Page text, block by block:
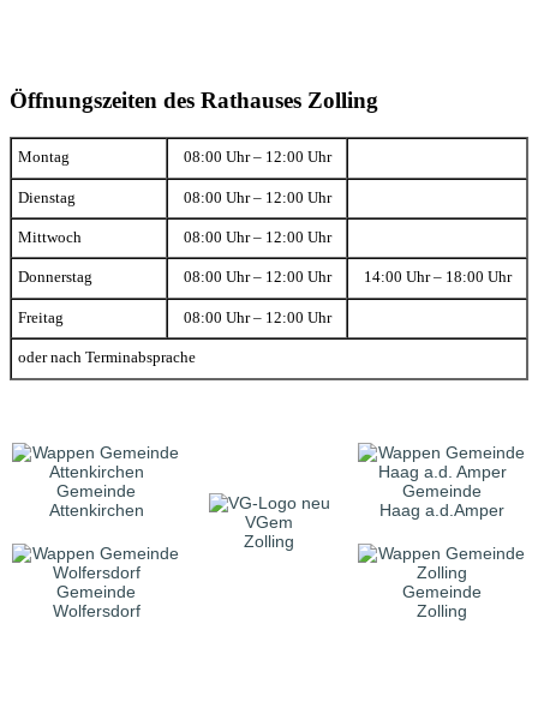
Öffnungszeiten des Rathauses Zolling
Montag 08:00 Uhr – 12:00 Uhr
Dienstag 08:00 Uhr – 12:00 Uhr
Mittwoch 08:00 Uhr – 12:00 Uhr
Donnerstag 08:00 Uhr – 12:00 Uhr 14:00 Uhr – 18:00 Uhr
Freitag 08:00 Uhr – 12:00 Uhr
oder nach Terminabsprache
Gemeinde
Attenkirchen
VGem
Zolling
Gemeinde
Haag a.d.Amper
Gemeinde
Wolfersdorf
Gemeinde
Zolling